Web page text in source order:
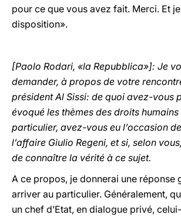
pour ce que vous avez fait. Merci. Et
disposition».
[Paolo Rodari, «la Repubblica»]: Je
demander, à propos de votre
président Al Sissi: de quoi avez-vous
évoqué les thèmes des droits humains
particulier, avez-vous eu l’occasion
l’affaire Giulio Regeni, et si, selon
de connaître la vérité à ce sujet.
A ce propos, je donnerai une réponse
arriver au particulier. Généralement,
un chef d’Etat, en dialogue privé,